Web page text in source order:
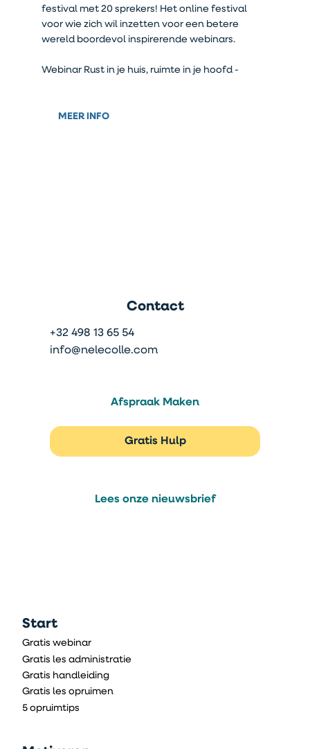
festival met 20 sprekers! Het online festival
voor wie zich wil inzetten voor een betere
wereld boordevol inspirerende webinars.
Webinar Rust in je huis, ruimte in je hoofd -
MEER INFO
Contact
+32 498 13 65 54
info@nelecolle.com
Gratis Hulp
Afspraak Maken
Lees onze nieuwsbrief
Start
Gratis webinar
Gratis les administratie
Gratis handleiding
Gratis les opruimen
5 opruimtips